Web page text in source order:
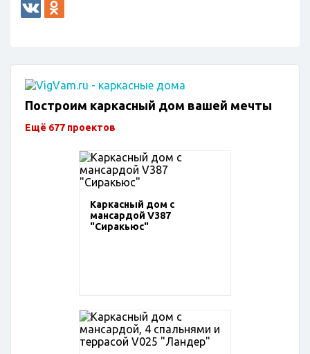
Построим каркасный дом вашей мечты
Ещё 677 проектов
Каркасный дом с
мансардой V387
"Сиракьюс"